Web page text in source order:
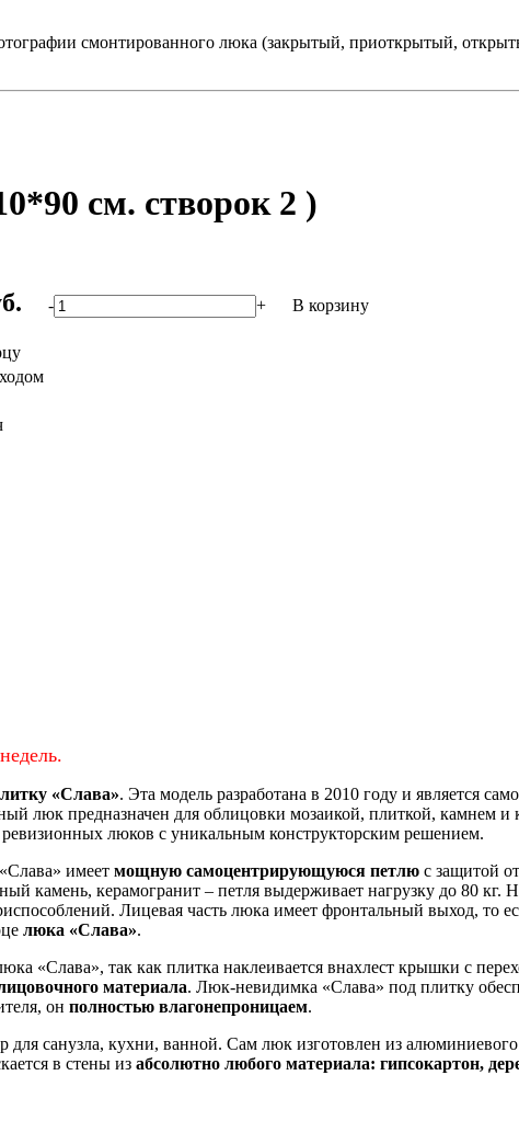
смонтированного люка (закрытый, приоткрытый,
см. створок 2 )
- + В корзину
«Слава». Эта модель разработана в 2010 году и является
люк предназначен для облицовки мозаикой, плиткой, камнем
люков с уникальным конструкторским решением.
имеет мощную самоцентрирующуюся петлю с защитой
камень, керамогранит – петля выдерживает нагрузку до 80 кг.
Лицевая часть люка имеет фронтальный выход, то
люка «Слава».
«Слава», так как плитка наклеивается внахлест крышки с
материала. Люк-невидимка «Слава» под плитку
он полностью влагонепроницаем.
санузла, кухни, ванной. Сам люк изготовлен из
в стены из абсолютно любого материала: гипсокартон,